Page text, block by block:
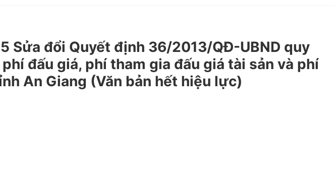
Sửa đổi Quyết định 36/2013/QĐ-UBND quy
đấu giá, phí tham gia đấu giá tài sản và phí
An Giang (Văn bản hết hiệu lực)